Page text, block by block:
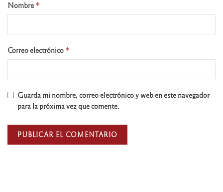
Nombre *
Correo electrónico *
Guarda mi nombre, correo electrónico y web en este navegador
para la próxima vez que comente.